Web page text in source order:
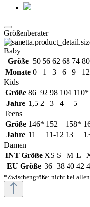
Größenberater
Baby
Größe 50 56 62 68 74 80
Monate 0 1 3 6 9
12
Kids
Größe 86 92 98 104 110*
Jahre 1,5 2 3 4 5
Teens
Größe 146* 152 158*
Jahre 11 11-12 13
Damen
INT Größe XS S M L
EU Größe 36 38 40 42
*Zwischengröße: nicht bei